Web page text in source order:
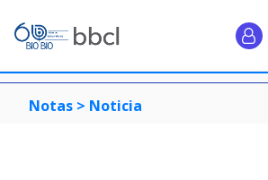
Notas > Noticia